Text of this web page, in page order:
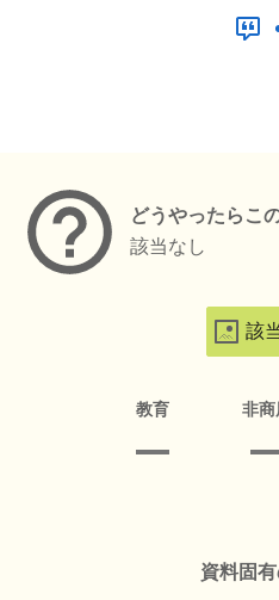
どうやったらこ
該当なし
該
教育 非商
資料固